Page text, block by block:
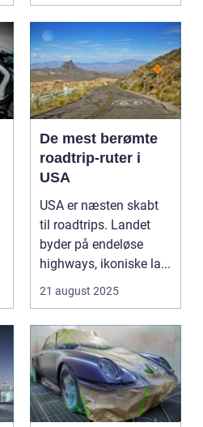
De mest berømte
roadtrip-ruter i
USA
USA er næsten skabt
til roadtrips. Landet
byder på endeløse
highways, ikoniske la...
21 august 2025